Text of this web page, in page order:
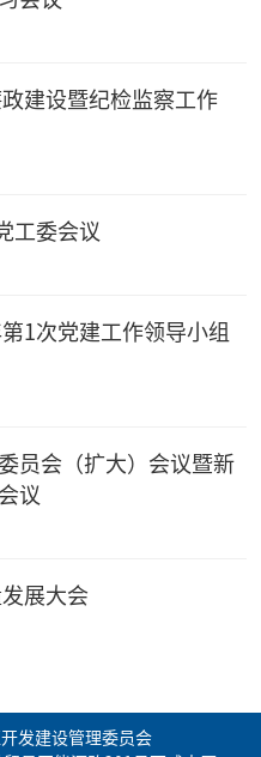
建设暨纪检监察工作
工委会议
1次党建工作领导小组
员会（扩大）会议暨新
议
展大会
发建设管理委员会